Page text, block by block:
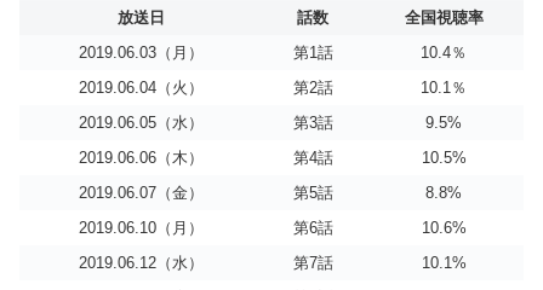
放送日 話数
全国視聴率
2019.06.03（月）
第1話
10.4％
2019.06.04（火）
第2話
10.1％
2019.06.05（水）
第3話
9.5%
2019.06.06（木）
第4話
10.5%
2019.06.07（金）
第5話
8.8%
2019.06.10（月）
第6話
10.6%
2019.06.12（水）
第7話
10.1%